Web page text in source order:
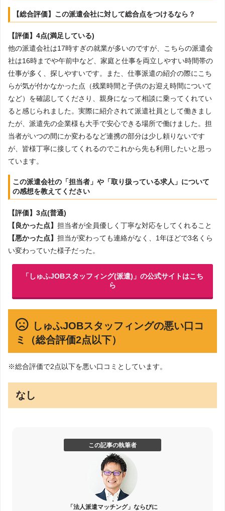
【総合評価】この派遣会社に対して総合点をつけるなら？
【評価】4点(満足している)
他の派遣会社は17時すぎの就業が多いのですが、こちらの派遣会
社は16時までや午前中など、家庭と仕事を両立しやすい時間帯の
仕事が多く、探しやすいです。また、仕事派遣の紹介の際にこち
らが気が付かなかった点（残業時間と子供のお迎え時間について
など）を確認してくださり、親身になって相談に乗ってくれてい
ると感じられました。実際に紹介されて派遣社員として働きまし
たが、派遣先の企業様も大手で安心できる場所で働けました。担
当者がいつの間にか変わるなど連携の部分は少し頼りないです
が、皆様丁寧に接してくれるのでこれから先も利用したいと思っ
ています。
この派遣会社の「担当者」や「取り扱っている求人」について
の感想を教えてください
【評価】3点(普通)
【良かった点】 担当者が全員優しく丁寧な対応をしてくれること
【悪かった点】 担当が変わっても連絡がなく、1年ほどで3名くら
い変わっていた様子だった。
「しゅふJOBスタッフィング(派遣)」の公式サイトはこち
ら
しゅふJOBスタッフィングの悪い口コ
ミ（総合評価2点以下）
※総合評価で2点以下を悪い口コミとしています。
なし
この記事の執筆者
「法人派遣マッチング」ならびに